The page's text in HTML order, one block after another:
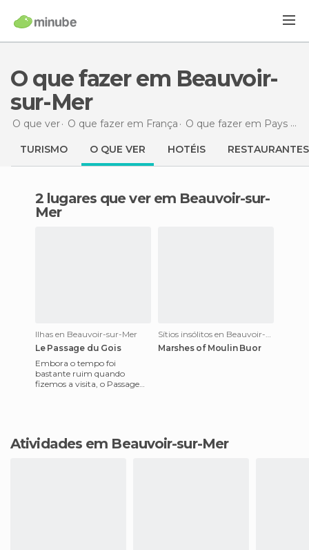
O que fazer em Beauvoir-
sur-Mer
O que ver O que fazer em França O que fazer em Pays de la Loire
TURISMO O QUE VER HOTÉIS RESTAURANTES
2 lugares que ver em Beauvoir-sur-
Mer
Ilhas en Beauvoir-sur-Mer
Le Passage du Gois
Embora o tempo foi
bastante ruim quando
fizemos a visita, o Passage
Sítios insólitos en Beauvoir-sur-Mer
Marshes of Moulin Buor
Atividades em Beauvoir-sur-Mer